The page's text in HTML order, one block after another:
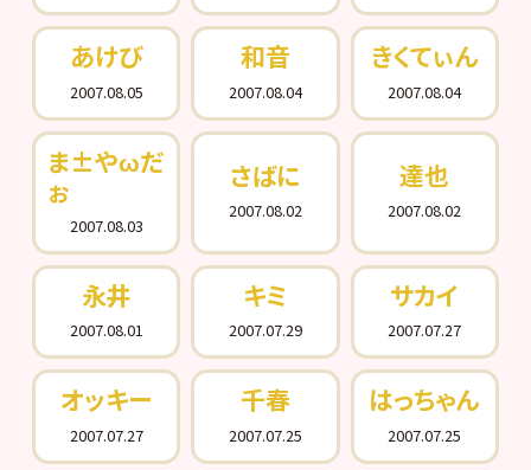
あけび
2007.08.05
和音
2007.08.04
きくてぃん
2007.08.04
ま±やωだ
ぉ
2007.08.03
さばに
2007.08.02
達也
2007.08.02
永井
2007.08.01
キミ
2007.07.29
サカイ
2007.07.27
オッキー
2007.07.27
千春
2007.07.25
はっちゃん
2007.07.25